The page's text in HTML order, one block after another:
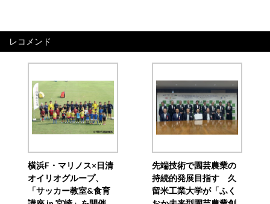
レコメンド
横浜F・マリノス×日清
オイリオグループ、
「サッカー教室&食育
先端技術で園芸農業の
持続的発展目指す 久
留米工業大学が「ふく